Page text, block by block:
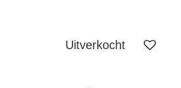
Uitverkocht